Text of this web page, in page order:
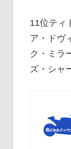
11位ティ
ア・ドヴ
ク・ミラ
ズ・シャ